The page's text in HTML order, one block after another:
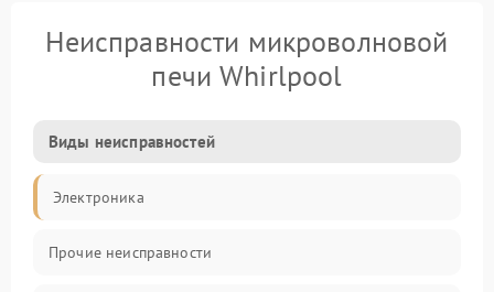
Неисправности микроволновой
печи Whirlpool
Виды неисправностей
Электроника
Прочие неисправности